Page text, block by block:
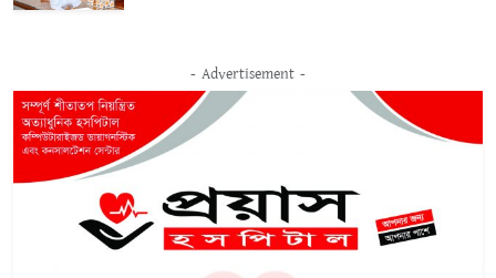
- Advertisement -